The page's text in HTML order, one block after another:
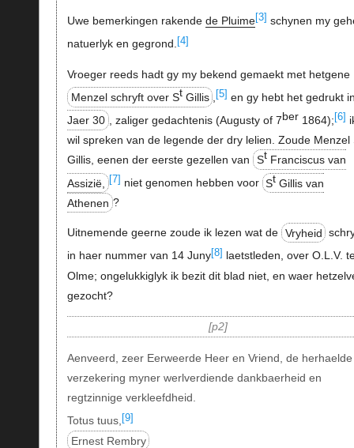
Uwe bemerkingen rakende de Pluime [3] schynen my
natuerlyk en gegrond. [4]
Vroeger reeds hadt gy my bekend gemaekt met hetgene
Menzel schryft over StGillis [5] en gy hebt het gedrukt
Jaer 30 , zaliger gedachtenis (Augusty of 7ber 1864); [6]
wil spreken van de legende der dry lelien. Zoude Menzel
Gillis, eenen der eerste gezellen van
StFranciscus van
Assizië,
[7] niet genomen hebben voor St Gillis van
Athenen ?
Uitnemende geerne zoude ik lezen wat de Vryheid
in haer nummer van 14 Juny[8]
laetstleden, over O.L.V.
Olme; ongelukkiglyk ik bezit dit blad niet, en waer
gezocht?
p2
Aenveerd, zeer Eerweerde Heer en Vriend, de herhaelde
verzekering myner werlverdiende dankbaerheid en
regtzinnige verkleefdheid.
Totus tuus, [9]
Ernest Rembry